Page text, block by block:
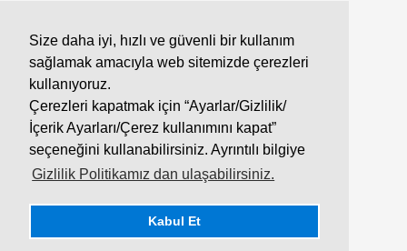
Size daha iyi, hızlı ve güvenli bir kullanım
sağlamak amacıyla web sitemizde çerezleri
kullanıyoruz.
Çerezleri kapatmak için “Ayarlar/Gizlilik/
İçerik Ayarları/Çerez kullanımını kapat”
seçeneğini kullanabilirsiniz. Ayrıntılı bilgiye
Gizlilik Politikamız dan ulaşabilirsiniz.
Kabul Et
EROGLU ALMANYA
EROGLU Präzisionswerkzeuge GmbH
Heerweg 9 - 72116 Mössingen
GERMANY
Telefon : +49 7473 95 45 - 0
Fax : +49 7473 95 45 - 25